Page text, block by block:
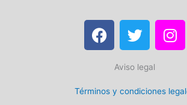
F
a
b
T
w
t
t
I
n
a
Aviso legal
Términos y condiciones